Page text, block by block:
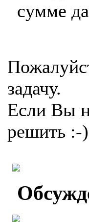
сумме
задачу.
Если Вы
решить :-)